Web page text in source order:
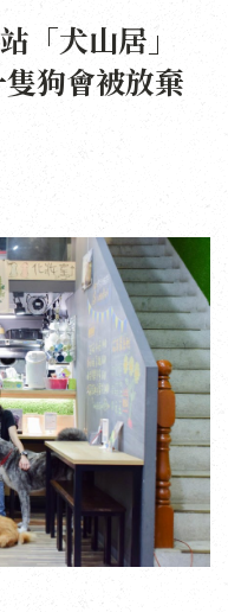
「犬山居」
狗會被放棄